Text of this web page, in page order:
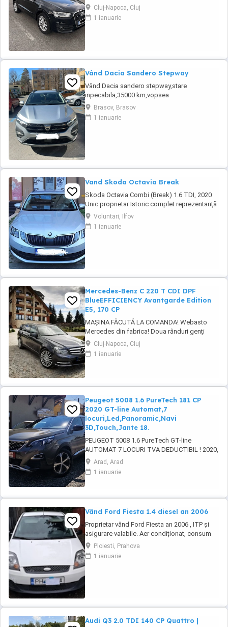
față încălzite, volan multifuncțional îmbrăcat
în piele, cruise control, sistem start stop,
senzori de ploaie, oglinzi electrice, keyless
Cluj-Napoca, Cluj
1 ianuarie
Vând Dacia Sandero Stepway
Vând Dacia sandero stepway,stare
inpecabila,35000 km,vopsea
metalizata,navigatiedin fabrica,gpl din fabrică
incalzire in scaune ,geamuri electrice ,varianta
full option,cauciucuri noi de vara
Brasov, Brasov
1 ianuarie
Vand Skoda Octavia Break
Skoda Octavia Combi (Break) 1.6 TDI, 2020
Unic proprietar Istoric complet reprezentanță
Se vinde Skoda Octavia Combi (Break), an
fabricație 2020, în stare foarte bună de
funcționare și întreținere. Mașina a avut un
Voluntari, Ilfov
1 ianuarie
Mercedes-Benz C 220 T CDI DPF
BlueEFFICIENCY Avantgarde Edition
E5, 170 CP
MAȘINA FĂCUTĂ LA COMANDA! Webasto
Mercedes din fabrica! Doua rânduri genți
echipate. Echipament special: Faruri bi-xenon
cu distribuție adaptivă a luminii (Intelligent
Light System), sistem de asistență la
de combustibil: ...
Cluj-Napoca, Cluj
1 ianuarie
Peugeot 5008 1.6 PureTech 181 CP
2020 GT-line Automat,7
locuri,Led,Panoramic,Navi
3D,Touch,Jante 18.
PEUGEOT 5008 1.6 PureTech GT-line
AUTOMAT 7 LOCURI TVA DEDUCTIBIL ! 2020,
149.000 km, 133-181 kW-CP ABS, ESP, EPC,
servotronic, START-STOP motor, KEYLESS
ENTRY-GO, faruri LED adaptive HIGH BEAM,
Arad, Arad
1 ianuarie
Vând Ford Fiesta 1.4 diesel an 2006
Proprietar vând Ford Fiesta an 2006 , ITP și
asigurare valabile. Aer condiționat, consum
mic , mașina de folosit în oraș dar nu numai.
Mașina se vinde doar cu perfectarea actelor.
Pentru cei interesați mai multe detalii la
Ploiesti, Prahova
1 ianuarie
Audi Q3 2.0 TDI 140 CP Quattro |